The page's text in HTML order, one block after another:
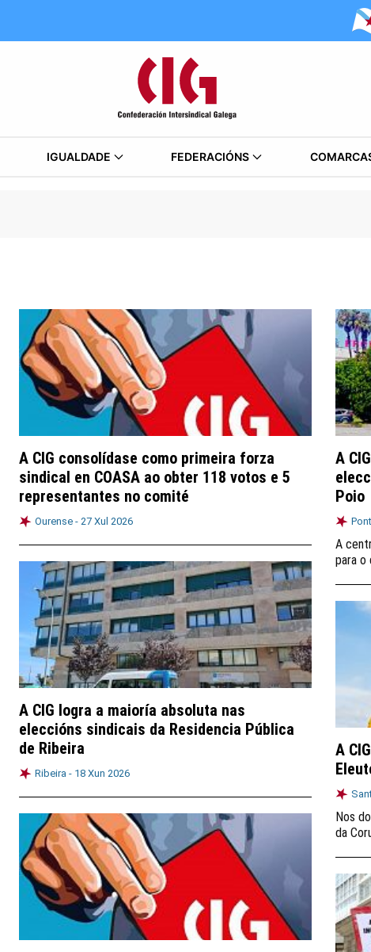
IGUALDADE FEDERACIÓNS
A CIG consolídase como primeira forza
sindical en COASA ao obter 118 votos e 5
representantes no comité
Ourense - 27 Xul 2026
A
Poio
A
para o
A CIG logra a maioría absoluta nas
eleccións sindicais da Residencia Pública
de Ribeira
Ribeira - 18 Xun 2026
A
Nos
da